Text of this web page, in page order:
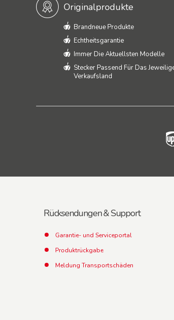
Originalprodukte
Brandneue Produkte
Echtheitsgarantie
Immer Die Aktuellsten Modelle
Stecker Passend Für Das
Verkaufsland
Rücksendungen & Support
Garantie- und Serviceportal
Produktrückgabe
Meldung Transportschäden